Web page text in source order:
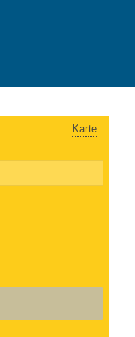
Karte